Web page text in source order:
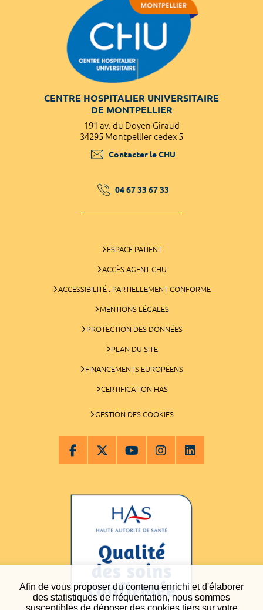
Afin de vous proposer du contenu enrichi et d'élaborer
des statistiques de fréquentation, nous sommes
susceptibles de déposer des cookies tiers sur votre
CENTRE HOSPITALIER UNIVERSITAIRE
DE MONTPELLIER
191 av. du Doyen Giraud
34295 Montpellier cedex 5
Contacter le CHU
04 67 33 67 33
ESPACE PATIENT
ACCÈS AGENT CHU
ACCESSIBILITÉ : PARTIELLEMENT CONFORME
MENTIONS LÉGALES
PROTECTION DES DONNÉES
PLAN DU SITE
FINANCEMENTS EUROPÉENS
CERTIFICATION HAS
GESTION DES COOKIES